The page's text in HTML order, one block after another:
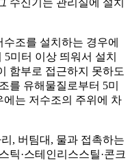
수신기는 관리실에 설치
조를 설치하는 경우에
미터 이상 띄워서 설치
함부로 접근하지 못하도
를 유해물질로부터 5미
는 저수조의 주위에 차
, 버팀대, 물과 접촉하는
틱·스테인리스스틸·콘크